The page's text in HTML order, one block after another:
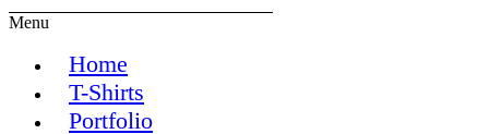
Menu
Home
T-Shirts
Portfolio